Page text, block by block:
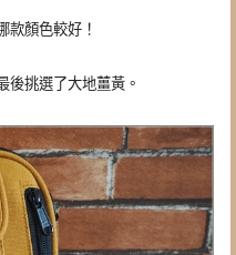
款顏色較好！
後挑選了大地薑黃。